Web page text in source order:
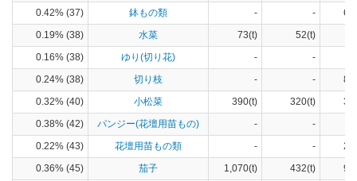
0.42% (37)
鉢もの類 - -
0.19% (38)
水菜 73(t) 52(t)
0.16% (38)
ゆり(切り花) - -
0.24% (38)
切り枝 - -
0.32% (40)
小松菜 390(t) 320(t)
0.38% (42)
パンジー(花壇用苗もの) - -
0.22% (43)
花壇用苗もの類 - -
0.36% (45)
茄子 1,070(t) 432(t)